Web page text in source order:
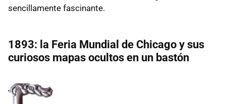
sencillamente fascinante.
1893: la Feria Mundial de Chicago y sus
curiosos mapas ocultos en un bastón